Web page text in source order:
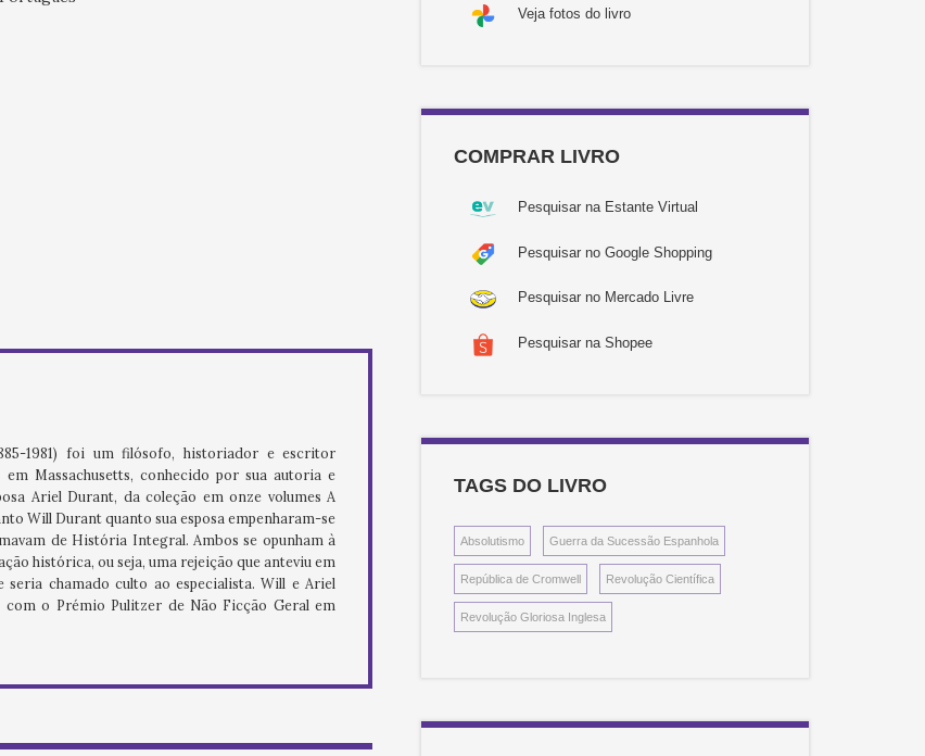
1981) foi um filósofo, historiador e escritor
Massachusetts, conhecido por sua autoria e
Ariel Durant, da coleção em onze volumes A
Will Durant quanto sua esposa empenharam-se
de História Integral. Ambos se opunham à
histórica, ou seja, uma rejeição que anteviu em
seria chamado culto ao especialista. Will e Ariel
o Prémio Pulitzer de Não Ficção Geral em
Veja fotos do livro
COMPRAR LIVRO
Pesquisar na Estante Virtual
Pesquisar no Google Shopping
Pesquisar no Mercado Livre
Pesquisar na Shopee
TAGS DO LIVRO
Absolutismo Guerra da Sucessão Espanhola
República de Cromwell Revolução Científica
Revolução Gloriosa Inglesa